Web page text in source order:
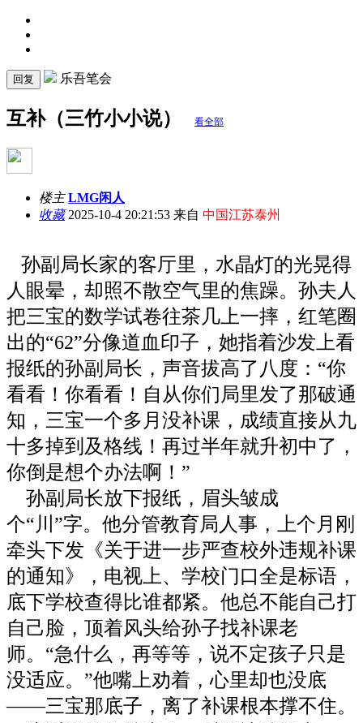
回复 乐吾笔会
互补（三竹小小说） 看全部
楼主 LMG闲人
收藏2025-10-4 20:21:53 来自 中国江苏泰州
孙副局长家的客厅里，水晶灯的光晃得
人眼晕，却照不散空气里的焦躁。孙夫人
把三宝的数学试卷往茶几上一摔，红笔圈
出的“62”分像道血印子，她指着沙发上看
报纸的孙副局长，声音拔高了八度：“你
看看！你看看！自从你们局里发了那破通
知，三宝一个多月没补课，成绩直接从九
十多掉到及格线！再过半年就升初中了，
你倒是想个办法啊！”
孙副局长放下报纸，眉头皱成
个“川”字。他分管教育局人事，上个月刚
牵头下发《关于进一步严查校外违规补课
的通知》，电视上、学校门口全是标语，
底下学校查得比谁都紧。他总不能自己打
自己脸，顶着风头给孙子找补课老
师。“急什么，再等等，说不定孩子只是
没适应。”他嘴上劝着，心里却也没底
——三宝那底子，离了补课根本撑不住。